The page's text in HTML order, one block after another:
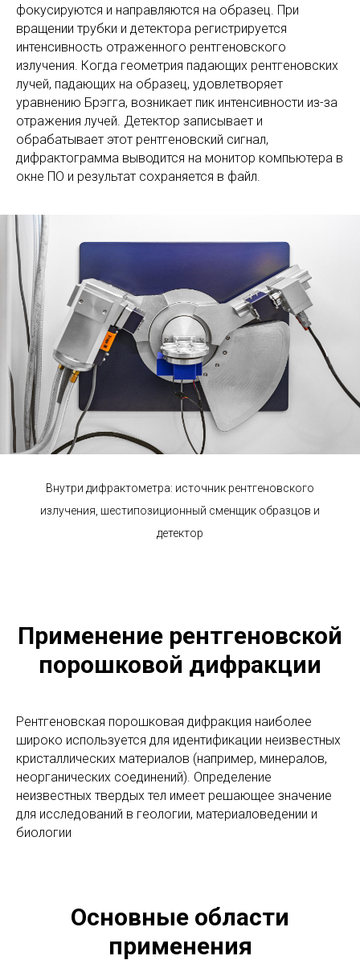
лучевой трубке путем нагрева нити накала для
получения электронов, ускорения электронов по
направлению к мишени за счет приложения
напряжения и бомбардировки материала мишени
электронами. Когда электроны обладают энергией,
достаточной для смещения электронов внутренней
оболочки материала мишени, возникают
характеристические рентгеновские спектры. Эти
спектры состоят из нескольких компонентов и
уникальны для каждого материала мишени (Cu, Fe, Mo,
монохроматорами необходима для получения
монохроматического рентгеновского излучения,
необходимого для дифракции. Эти рентгеновские лучи
фокусируются и направляются на образец. При
вращении трубки и детектора регистрируется
интенсивность отраженного рентгеновского
излучения. Когда геометрия падающих рентгеновских
лучей, падающих на образец, удовлетворяет
уравнению Брэгга, возникает пик интенсивности из-за
отражения лучей. Детектор записывает и
обрабатывает этот рентгеновский сигнал,
дифрактограмма выводится на монитор компьютера в
окне ПО и результат сохраняется в файл.
Внутри дифрактометра: источник рентгеновского
излучения, шестипозиционный сменщик образцов и
детектор
порошковой дифракции